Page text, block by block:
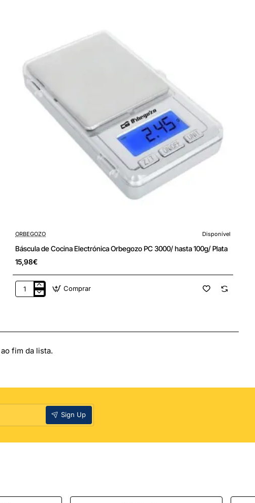
ORBEGOZO Disponível
Báscula de Cocina Electrónica Orbegozo PC 3000/ hasta 100g/ Plata
15,98€
Báscula
PC
hasta
Comprar
fim da lista.
Sign Up